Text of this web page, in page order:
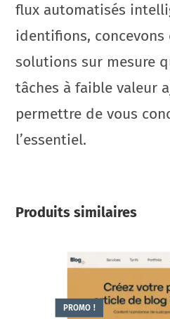
flux automatisés
identifions,
solutions sur mesure
tâches à faible valeur
permettre de vous
l’essentiel.
Produits similaires
PROMO !